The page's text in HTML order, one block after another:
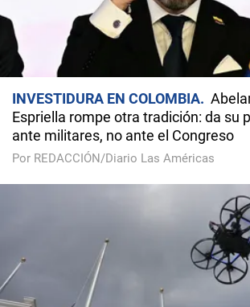
INVESTIDURA EN COLOMBIA
Espriella rompe otra tradición: da su
ante militares, no ante el Congreso
Por REDACCIÓN/Diario Las Américas